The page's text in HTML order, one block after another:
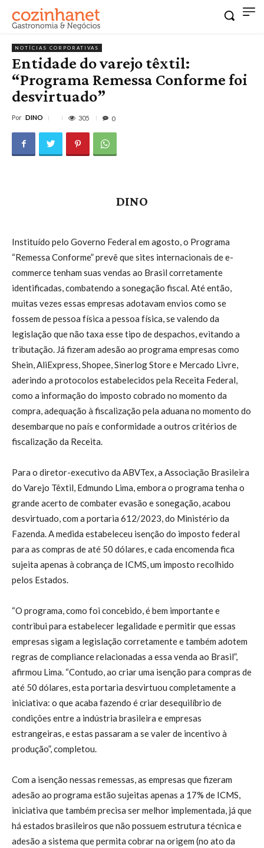
NOTÍCIAS CORPORATIVAS
Entidade do varejo têxtil:
“Programa Remessa Conforme foi
desvirtuado”
Por DINO 305 0
DINO
Instituído pelo Governo Federal em agosto, o Programa
“Remessa Conforme” prevê que sites internacionais de e-
commerce tenham suas vendas ao Brasil corretamente
identificadas, combatendo a sonegação fiscal. Até então,
muitas vezes essas empresas adotavam envios como se
fossem de pessoa física a pessoa física, se valendo da
legislação que não taxa esse tipo de despachos, evitando a
tributação. Já fizeram adesão ao programa empresas como
Shein, AliExpress, Shopee, Sinerlog Store e Mercado Livre,
aderindo a protocolos estabelecidos pela Receita Federal,
como a informação do imposto cobrado no momento da
compra, adequação à fiscalização pela aduana no momento do
desembarque no país e conformidade a outros critérios de
fiscalização da Receita.
Para o diretor-executivo da ABVTex, a Associação Brasileira
do Varejo Têxtil, Edmundo Lima, embora o programa tenha o
grande acerto de combater evasão e sonegação, acabou
desvirtuado, com a portaria 612/2023, do Ministério da
Fazenda. A medida estabeleceu isenção do imposto federal
para as compras de até 50 dólares, e cada encomenda fica
sujeita apenas à cobrança de ICMS, um imposto recolhido
pelos Estados.
“O programa, como foi concebido, é bem importante e
contribui para estabelecer legalidade e permitir que essas
empresas sigam a legislação corretamente e também adotem
regras de compliance relacionadas a essa venda ao Brasil”,
afirmou Lima. “Contudo, ao criar uma isenção para compras de
até 50 dólares, esta portaria desvirtuou completamente a
iniciativa: o que acaba fazendo é criar desequilíbrio de
condições entre a indústria brasileira e empresas
estrangeiras, e estas passaram a se valer de incentivo à
produção”, completou.
Com a isenção nessas remessas, as empresas que fizeram
adesão ao programa estão sujeitas apenas a 17% de ICMS,
iniciativa que também precisa ser melhor implementada, já que
há estados brasileiros que não possuem estrutura técnica e
adesão a sistema que permita cobrar na origem (no ato da